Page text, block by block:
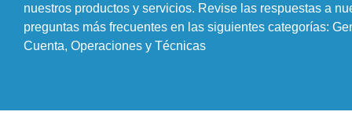
nuestros productos y servicios. Revise las respuestas a
preguntas más frecuentes en las siguientes categorías:
Cuenta, Operaciones y Técnicas